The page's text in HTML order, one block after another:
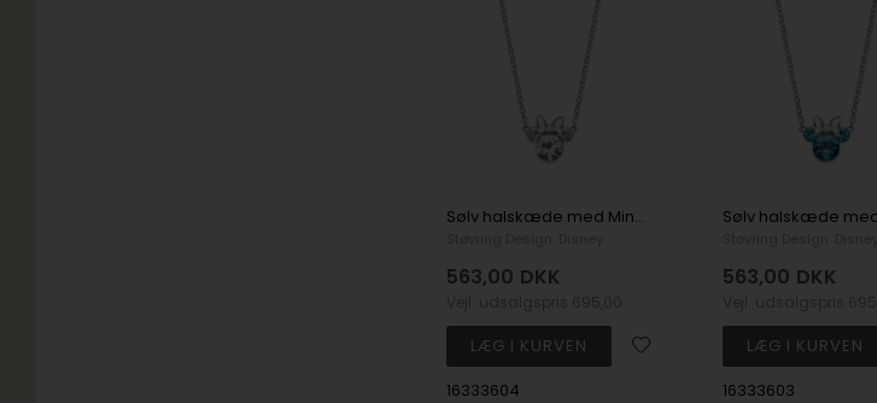
Sølv halskæde med Minnie Mouse, klare zirkoner
563,00 DKK
16333604
563,00 DKK
16333603